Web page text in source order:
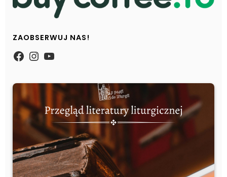
ZAOBSERWUJ NAS!
https://www.facebook.com/
Instagram
YouTube